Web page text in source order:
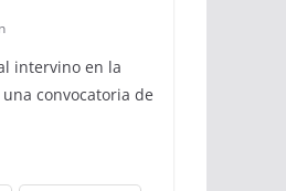
intervino en la
convocatoria de